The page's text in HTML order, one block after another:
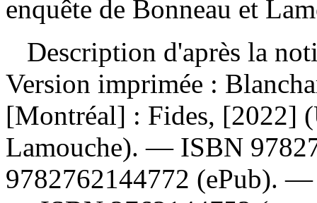
enquête de Bonneau et
Description d'après la
Version imprimée :
[Montréal] : Fides, [2022]
Lamouche). — ISBN
9782762144772 (ePub).